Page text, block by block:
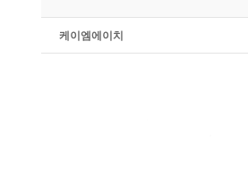
케이엠에이치